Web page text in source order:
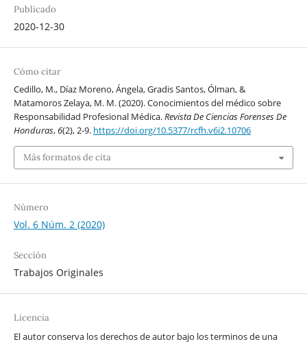
Publicado
2020-12-30
Cómo citar
Cedillo, M., Díaz Moreno, Ángela, Gradis Santos, Ólman, &
Matamoros Zelaya, M. M. (2020). Conocimientos del médico sobre
Responsabilidad Profesional Médica.Revista De Ciencias Forenses De
Honduras,6(2), 2-9. https://doi.org/10.5377/rcfh.v6i2.10706
Más formatos de cita
Número
Vol. 6 Núm. 2 (2020)
Sección
Trabajos Originales
Licencia
El autor conserva los derechos de autor bajo los terminos de una